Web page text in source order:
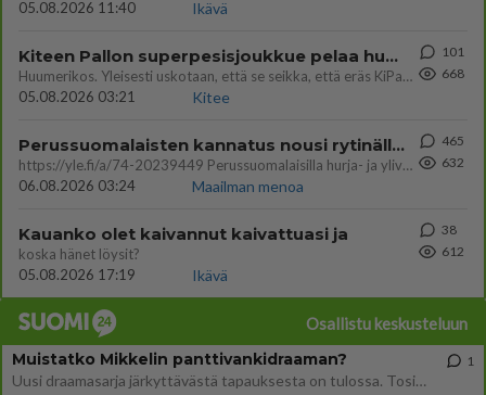
05.08.2026 11:40
Ikävä
Kiteen Pallon superpesisjoukkue pelaa huumeiden vaikutuksen alaisena
Huumerikos. Yleisesti uskotaan, että se seikka, että eräs KiPan pelaaja kärähtää huumeista, on vain jäävuoren huippu. M
05.08.2026 03:21
Kitee
101
668
Perussuomalaisten kannatus nousi rytinällä Ylen tänään julkaisemassa tuoreimmassa gallup-kyselyssä.
https://yle.fi/a/74-20239449 Perussuomalaisilla hurja- ja ylivoimaisesti suurin nousu tässä uudessa Ylen gallupissa. Kyl
06.08.2026 03:24
Maailman menoa
465
632
Kauanko olet kaivannut kaivattuasi ja
koska hänet löysit?
05.08.2026 17:19
Ikävä
38
612
Osallistu keskusteluun
Muistatko Mikkelin panttivankidraaman?
Uusi draamasarja järkyttävästä tapauksesta on tulossa. Tositapahtumiin perustuva sarja ammentaa vuoden 1986 Mikkelin pan
1